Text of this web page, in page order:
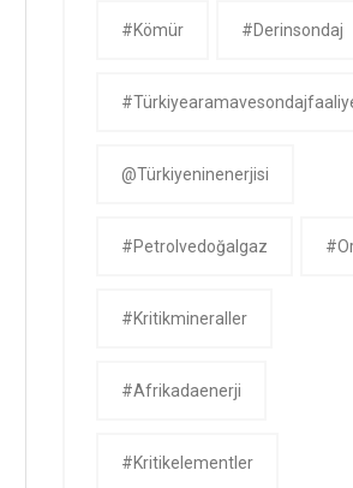
#kömür #derinsondaj
@Türkiyeninenerjisi
#petrolvedoğalgaz
#kritikmineraller
#afrikadaenerji
#kritikelementler